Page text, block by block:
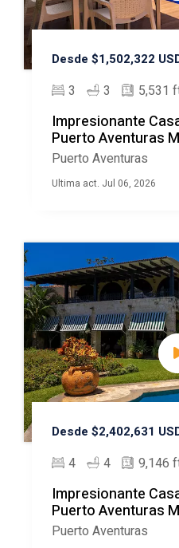
Desde $1,502,322
3 3 5,531
Impresionante
Puerto Aventuras
Puerto Aventuras
Ultima act. Jul 06, 2026
Desde $2,402,631
4 4 9,146
Impresionante
Puerto Aventuras
Puerto Aventuras